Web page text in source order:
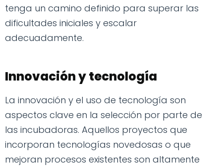
tenga un camino definido para superar las
dificultades iniciales y escalar
adecuadamente.
Innovación y tecnología
La innovación y el uso de tecnología son
aspectos clave en la selección por parte de
las incubadoras. Aquellos proyectos que
incorporan tecnologías novedosas o que
mejoran procesos existentes son altamente